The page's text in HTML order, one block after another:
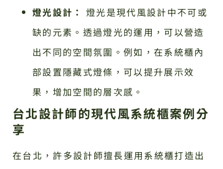
燈光設計：
燈光是現代風設計中不可或
缺的元素。透過燈光的運用，可以營造
出不同的空間氛圍。例如，在系統櫃內
部設置隱藏式燈條，可以提升展示效
果，增加空間的層次感。
台北設計師的現代風系統櫃案例分
享
在台北，許多設計師擅長運用系統櫃打造出